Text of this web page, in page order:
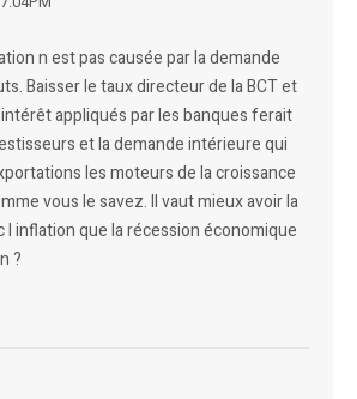
n est pas causée par la demande
Baisser le taux directeur de la BCT et
appliqués par les banques ferait
et la demande intérieure qui
les moteurs de la croissance
vous le savez. Il vaut mieux avoir la
l inflation que la récession économique
?